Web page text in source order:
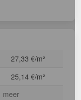
27,33 €/m²
25,14 €/m²
meer